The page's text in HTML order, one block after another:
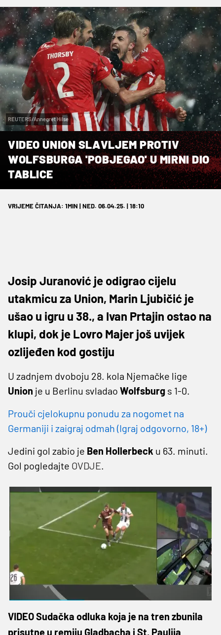
REUTERS/Annegret Hilse
VIDEO UNION SLAVLJEM PROTIV
WOLFSBURGA 'POBJEGAO' U MIRNI DIO
TABLICE
VRIJEME ČITANJA: 1MIN | NED. 06.04.25. | 18:10
Josip Juranović je odigrao cijelu
utakmicu za Union, Marin Ljubičić je
ušao u igru u 38., a Ivan Prtajin ostao na
klupi, dok je Lovro Majer još uvijek
ozlijeđen kod gostiju
U zadnjem dvoboju 28. kola Njemačke lige
Union je u Berlinu svladao Wolfsburg s 1-0.
Prouči cjelokupnu ponudu za nogomet na
Germaniji i zaigraj odmah (Igraj odgovorno, 18+)
Jedini gol zabio je Ben Hollerbeck u 63. minuti.
Gol pogledajte OVDJE.
VIDEO Sudačka odluka koja je na tren zbunila
prisutne u remiju Gladbacha i St. Paulija